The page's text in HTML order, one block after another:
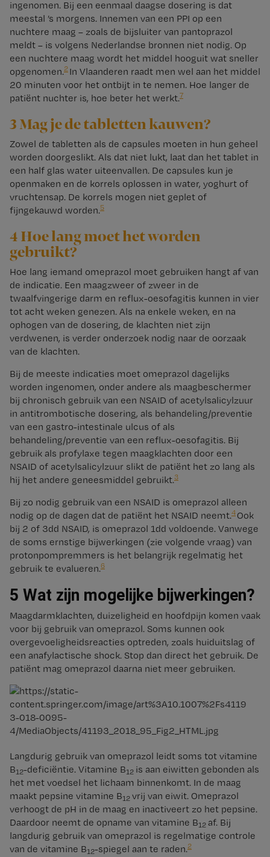
ingenomen. Bij een eenmaal daagse dosering is dat
meestal ’s morgens. Innemen van een PPI op een
nuchtere maag – zoals de bijsluiter van pantoprazol
meldt – is volgens Nederlandse bronnen niet nodig. Op
een nuchtere maag wordt het middel hooguit wat sneller
opgenomen.2 In Vlaanderen raadt men wel aan het middel
20 minuten voor het ontbijt in te nemen. Hoe langer de
patiënt nuchter is, hoe beter het werkt.7
3 Mag je de tabletten kauwen?
Zowel de tabletten als de capsules moeten in hun geheel
worden doorgeslikt. Als dat niet lukt, laat dan het tablet in
een half glas water uiteenvallen. De capsules kun je
openmaken en de korrels oplossen in water, yoghurt of
vruchtensap. De korrels mogen niet geplet of
fijngekauwd worden.5
4 Hoe lang moet het worden
gebruikt?
Hoe lang iemand omeprazol moet gebruiken hangt af van
de indicatie. Een maagzweer of zweer in de
twaalfvingerige darm en reflux-oesofagitis kunnen in vier
tot acht weken genezen. Als na enkele weken, en na
ophogen van de dosering, de klachten niet zijn
verdwenen, is verder onderzoek nodig naar de oorzaak
van de klachten.
Bij de meeste indicaties moet omeprazol dagelijks
worden ingenomen, onder andere als maagbeschermer
bij chronisch gebruik van een NSAID of acetylsalicylzuur
in antitrombotische dosering, als behandeling/preventie
van een gastro-intestinale ulcus of als
behandeling/preventie van een reflux-oesofagitis. Bij
gebruik als profylaxe tegen maagklachten door een
NSAID of acetylsalicylzuur slikt de patiënt het zo lang als
hij het andere geneesmiddel gebruikt.3
Bij zo nodig gebruik van een NSAID is omeprazol alleen
nodig op de dagen dat de patiënt het NSAID neemt.4 Ook
bij 2 of 3dd NSAID, is omeprazol 1dd voldoende. Vanwege
de soms ernstige bijwerkingen (zie volgende vraag) van
protonpompremmers is het belangrijk regelmatig het
gebruik te evalueren.6
5 Wat zijn mogelijke bijwerkingen?
Maagdarmklachten, duizeligheid en hoofdpijn komen vaak
voor bij gebruik van omeprazol. Soms kunnen ook
overgevoeligheidsreacties optreden, zoals huiduitslag of
een anafylactische shock. Stop dan direct het gebruik. De
patiënt mag omeprazol daarna niet meer gebruiken.
Langdurig gebruik van omeprazol leidt soms tot vitamine
B12-deficiëntie. Vitamine B12 is aan eiwitten gebonden als
het met voedsel het lichaam binnenkomt. In de maag
maakt pepsine vitamine B12 vrij van eiwit. Omeprazol
verhoogt de pH in de maag en inactiveert zo het pepsine.
Daardoor neemt de opname van vitamine B12 af. Bij
langdurig gebruik van omeprazol is regelmatige controle
van de vitamine B12-spiegel aan te raden.2